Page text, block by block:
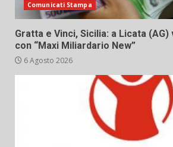
Comunicati Stampa
Gratta e Vinci, Sicilia: a Licata
con “Maxi Miliardario New”
6 Agosto 2026